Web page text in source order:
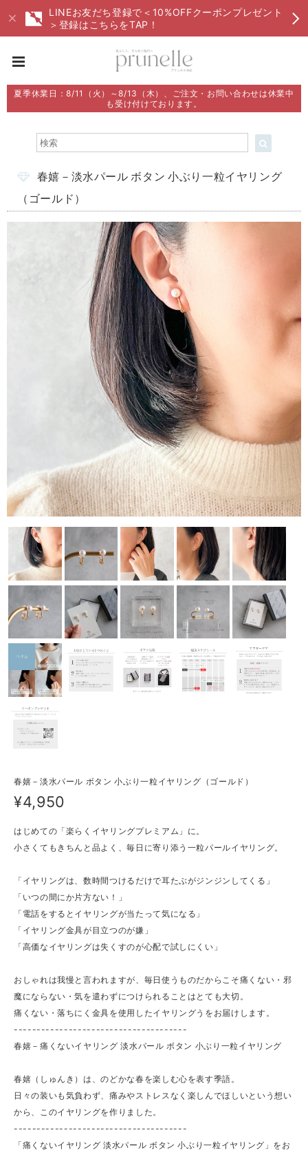
LINEお友だち登録で＜10%OFFクーポンプレゼント
＞登録はこちらをTAP！
夏季休業日：8/11（火）～8/13（木）、ご注文・お問い合わせは休業中
も受け付けております。
春嬉－淡水パール ボタン 小ぶり一粒イヤリング
（ゴールド）
春嬉－淡水パール ボタン 小ぶり一粒イヤリング（ゴールド）
¥4,950
はじめての「楽らくイヤリングプレミアム」に。
小さくてもきちんと品よく、毎日に寄り添う一粒パールイヤリング。
「イヤリングは、数時間つけるだけで耳たぶがジンジンしてくる」
「いつの間にか片方ない！」
「電話をするとイヤリングが当たって気になる」
「イヤリング金具が目立つのが嫌」
「高価なイヤリングは失くすのが心配で試しにくい」
おしゃれは我慢と言われますが、毎日使うものだからこそ痛くない・邪
魔にならない・気を遣わずにつけられることはとても大切。
痛くない・落ちにく金具を使用したイヤリングうをお届けします。
--------------------------------------
春嬉－痛くないイヤリング 淡水パール ボタン 小ぶり一粒イヤリング
春嬉（しゅんき）は、のどかな春を楽しむ心を表す季語。
日々の装いも気負わず、痛みやストレスなく楽しんでほしいという想い
から、このイヤリングを作りました。
--------------------------------------
「痛くないイヤリング 淡水パール ボタン 小ぶり一粒イヤリング」をお